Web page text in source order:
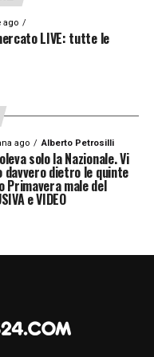
ago
LIVE: tutte le
ago Alberto Petrosilli
solo la Nazionale. Vi
davvero dietro le quinte
Primavera male del
e VIDEO